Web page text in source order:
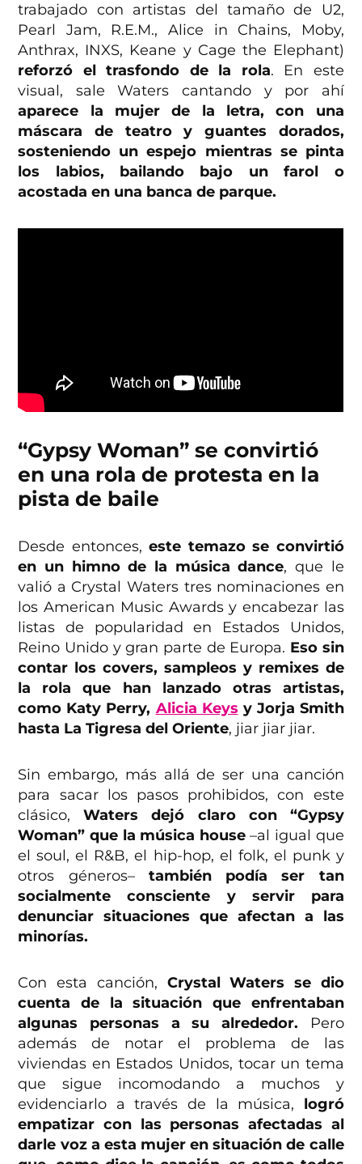
trabajado con artistas del tamaño de U2,
Pearl Jam, R.E.M., Alice in Chains, Moby,
Anthrax, INXS, Keane y Cage the Elephant)
reforzó el trasfondo de la rola. En este
visual, sale Waters cantando y por ahí
aparece la mujer de la letra, con una
máscara de teatro y guantes dorados,
sosteniendo un espejo mientras se pinta
los labios, bailando bajo un farol o
acostada en una banca de parque.
“Gypsy Woman” se convirtió
en una rola de protesta en la
pista de baile
Desde entonces,este temazo se convirtió
en un himno de la música dance, que le
valió a Crystal Waters tres nominaciones en
los American Music Awards y encabezar las
listas de popularidad en Estados Unidos,
Reino Unido y gran parte de Europa. Eso sin
contar los covers, sampleos y remixes de
la rola que han lanzado otras artistas,
como Katy Perry, Alicia Keys y Jorja Smith
hasta La Tigresa del Oriente, jiar jiar jiar.
Sin embargo, más allá de ser una canción
para sacar los pasos prohibidos, con este
clásico,Waters dejó claro con “Gypsy
Woman” que la música house–al igual que
el soul, el R&B, el hip-hop, el folk, el punk y
otros géneros– también podía ser tan
socialmente consciente y servir para
denunciar situaciones que afectan a las
minorías.
Con esta canción, Crystal Waters se dio
cuenta de la situación que enfrentaban
algunas personas a su alrededor. Pero
además de notar el problema de las
viviendas en Estados Unidos, tocar un tema
que sigue incomodando a muchos y
evidenciarlo a través de la música, logró
empatizar con las personas afectadas al
darle voz a esta mujer en situación de calle